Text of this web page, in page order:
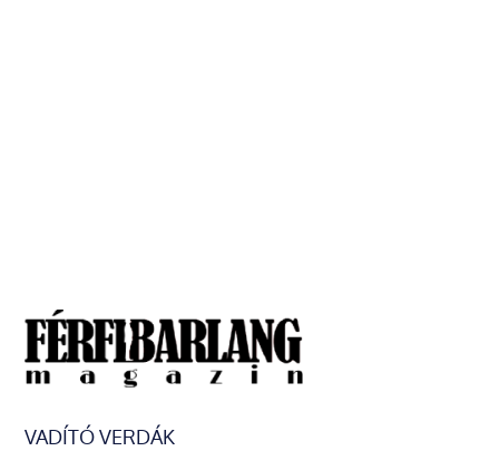
VADÍTÓ VERDÁK